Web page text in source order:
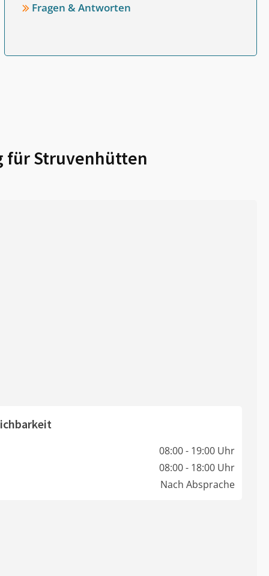
Fragen & Antworten
fürStruvenhütten
08:00 - 19:00 Uhr
08:00 - 18:00 Uhr
Nach Absprache